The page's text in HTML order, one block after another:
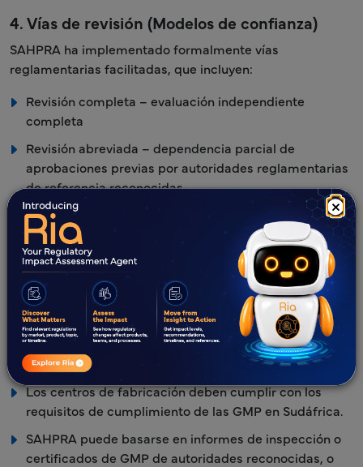
×
4. Vías de revisión (Modelos de confianza)
SAHPRA ha implementado formalmente vías
reglamentarias facilitadas, que incluyen:
Revisión completa – evaluación independiente
completa
Revisión abreviada – dependencia parcial de
aprobaciones previas por autoridades reglamentarias
de referencia reconocidas
Revisión de verificación – confirmación de aprobación
previa con reevaluación limitada
Estas vías forman parte de la estrategia de confianza de
SAHPRA, que está documentada públicamente y se
utiliza activamente para mejorar la eficiencia y abordar
los retrasos históricos.
5. Cumplimiento de las GMP
Los centros de fabricación deben cumplir con los
requisitos de cumplimiento de las GMP en Sudáfrica.
SAHPRA puede basarse en informes de inspección o
certificados de GMP de autoridades reconocidas, o